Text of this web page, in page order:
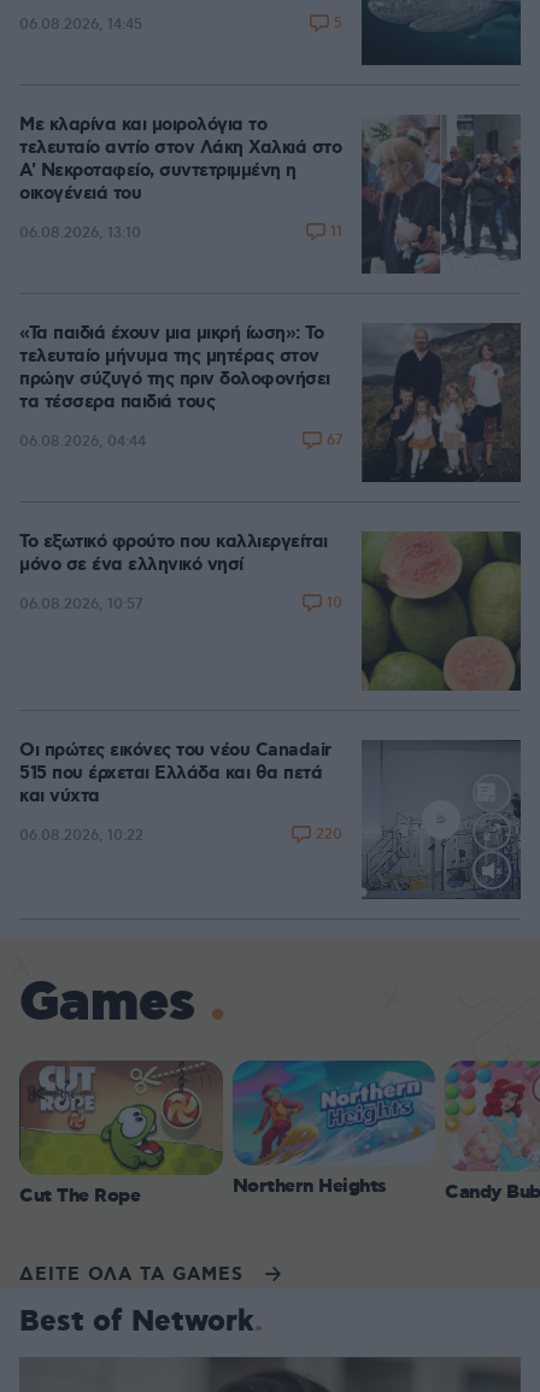
06.08.2026, 14:45 5
Με κλαρίνα και μοιρολόγια το
τελευταίο αντίο στον Λάκη Χαλκιά στο
A' Νεκροταφείο, συντετριμμένη η
οικογένειά του
06.08.2026, 13:10 11
«Τα παιδιά έχουν μια μικρή ίωση»: Το
τελευταίο μήνυμα της μητέρας στον
πρώην σύζυγό της πριν δολοφονήσει
τα τέσσερα παιδιά τους
06.08.2026, 04:44 67
Το εξωτικό φρούτο που καλλιεργείται
μόνο σε ένα ελληνικό νησί
06.08.2026, 10:57 10
Loaded:
Οι πρώτες εικόνες του νέου Canadair
515 που έρχεται Ελλάδα και θα πετά
και νύχτα
06.08.2026, 10:22 220
Games
Cut The Rope Northern Heights Candy
ΔΕΙΤΕ ΟΛΑ ΤΑ GAMES
Best of Network